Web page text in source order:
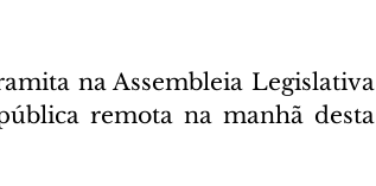
na Assembleia Legislativa
remota na manhã desta